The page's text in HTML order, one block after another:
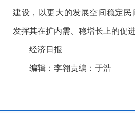
建设，以更大的发展空间稳定
发挥其在扩内需、稳增长上的促进
经济日报
编辑：李翱责编：于浩